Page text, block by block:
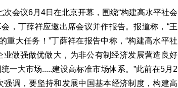
会议6月4日在北京开幕，围绕“构建高水平社会
，丁薛祥应邀出席会议并作报告。报道称，“王
大任务！”丁薛祥在报告中称，“构建高水平社
做强做优做大，为非公有制经济发展营造良好
一大市场.....建设高标准市场体系。”此前在5月2
调，要坚持和发展中国基本经济制度，构建高